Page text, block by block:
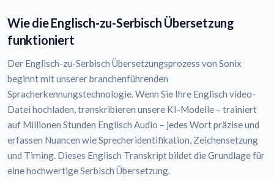
Wie die Englisch-zu-Serbisch Übersetzung
funktioniert
Der Englisch-zu-Serbisch Übersetzungsprozess von Sonix
beginnt mit unserer branchenführenden
Spracherkennungstechnologie. Wenn Sie Ihre Englisch video-
Datei hochladen, transkribieren unsere KI-Modelle – trainiert
auf Millionen Stunden Englisch Audio – jedes Wort präzise und
erfassen Nuancen wie Sprecheridentifikation, Zeichensetzung
und Timing. Dieses Englisch Transkript bildet die Grundlage für
eine hochwertige Serbisch Übersetzung.